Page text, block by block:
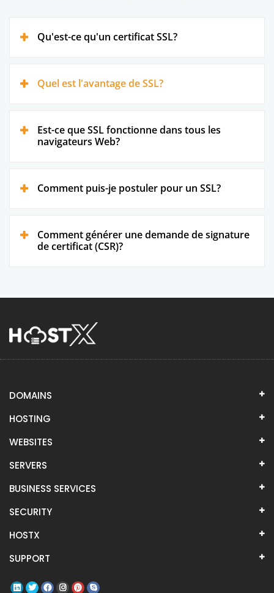
Qu'est-ce qu'un certificat SSL?
Quel est l'avantage de SSL?
Est-ce que SSL fonctionne dans tous les
navigateurs Web?
Comment puis-je postuler pour un SSL?
Comment générer une demande de signature
de certificat (CSR)?
DOMAINS
HOSTING
WEBSITES
SERVERS
BUSINESS SERVICES
SECURITY
HOSTX
SUPPORT